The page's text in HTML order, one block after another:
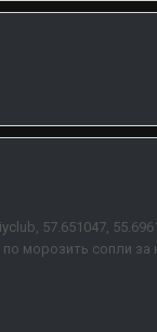
57.651047,
морозить сопли